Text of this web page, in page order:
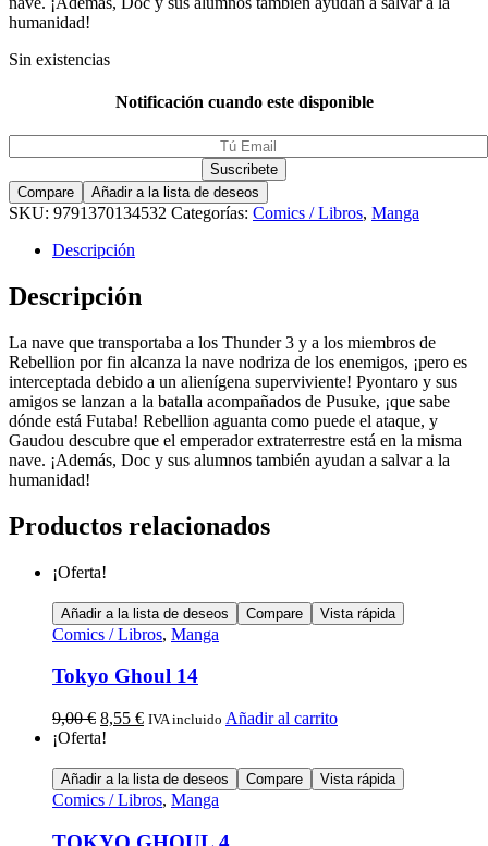
humanidad!
Sin existencias
Notificación cuando este disponible
Compare Añadir a la lista de deseos
SKU: 9791370134532 Categorías: Comics / Libros, Manga
Descripción
Descripción
La nave que transportaba a los Thunder 3 y a los miembros de
Rebellion por fin alcanza la nave nodriza de los enemigos, ¡pero es
interceptada debido a un alienígena superviviente! Pyontaro y sus
amigos se lanzan a la batalla acompañados de Pusuke, ¡que sabe
dónde está Futaba! Rebellion aguanta como puede el ataque, y
Gaudou descubre que el emperador extraterrestre está en la misma
nave. ¡Además, Doc y sus alumnos también ayudan a salvar a la
humanidad!
Productos relacionados
¡Oferta!
Añadir a la lista de deseos Compare Vista rápida
Comics / Libros, Manga
Tokyo Ghoul 14
9,00€ 8,55 € IVA incluido Añadir al carrito
¡Oferta!
Añadir a la lista de deseos Compare Vista rápida
Comics / Libros, Manga